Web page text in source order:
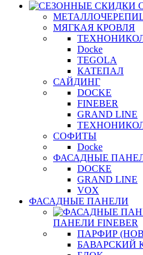
МЯГКАЯ КРОВЛЯ
Docke
TEGOLA
КАТЕПАЛ
САЙДИНГ
DOCKE
FINEBER
GRAND LINE
СОФИТЫ
Docke
ФАСАДНЫЕ
DOCKE
GRAND LINE
VOX
ФАСАДНЫЕ ПАНЕЛИ
ПАНЕЛИ FINEBER
ПАРФИР
БАВАРСКИЙ